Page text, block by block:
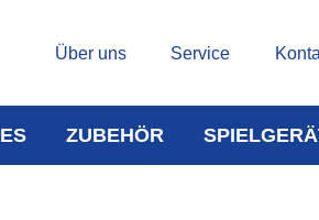
Über uns Service
ZUBEHÖR